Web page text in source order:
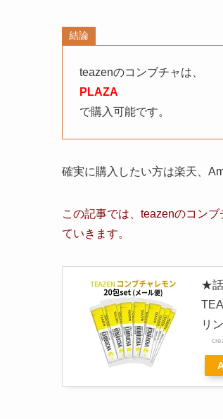
結論
teazenのコンブチャは、
PLAZA
で購入可能です。
確実に購入したい方は楽天、
この記事では、 teazenのコンブ
ていきます。
★話
リ